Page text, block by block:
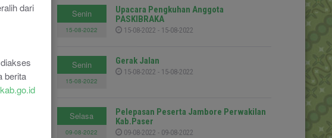
dari
berita
Senin
15-08-2022
Upacara Pengkuhan Anggota
PASKIBRAKA
15-08-2022 - 15-08-2022
Senin
15-08-2022
Gerak Jalan
15-08-2022 - 15-08-2022
Selasa
09-08-2022
Pelepasan Peserta Jambore Perwakilan
Kab.Paser
09-08-2022 - 09-08-2022